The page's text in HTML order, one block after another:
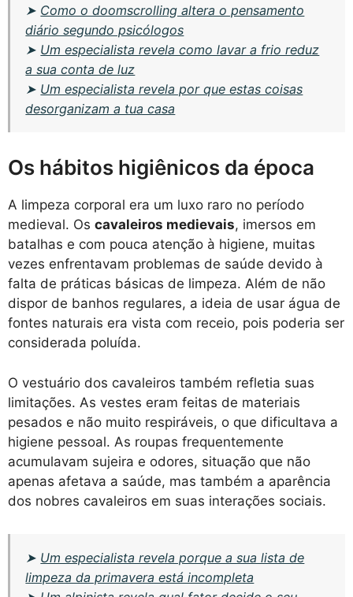
➤ Como o doomscrolling altera o pensamento
diário segundo psicólogos
➤ Um especialista revela como lavar a frio reduz
a sua conta de luz
➤ Um especialista revela por que estas coisas
desorganizam a tua casa
Os hábitos higiênicos da época
A limpeza corporal era um luxo raro no período
medieval. Os cavaleiros medievais, imersos em
batalhas e com pouca atenção à higiene, muitas
vezes enfrentavam problemas de saúde devido à
falta de práticas básicas de limpeza. Além de não
dispor de banhos regulares, a ideia de usar água de
fontes naturais era vista com receio, pois poderia ser
considerada poluída.
O vestuário dos cavaleiros também refletia suas
limitações. As vestes eram feitas de materiais
pesados e não muito respiráveis, o que dificultava a
higiene pessoal. As roupas frequentemente
acumulavam sujeira e odores, situação que não
apenas afetava a saúde, mas também a aparência
dos nobres cavaleiros em suas interações sociais.
➤ Um especialista revela porque a sua lista de
limpeza da primavera está incompleta